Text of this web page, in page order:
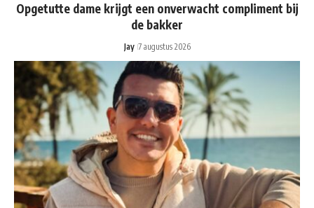
Opgetutte dame krijgt een onverwacht compliment bij
de bakker
Jay 7 augustus 2026